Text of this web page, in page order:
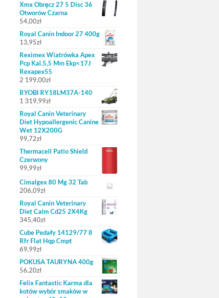
Xmx Obręcz 27 5 Disc 36
Otworów Czarna
54,00zł
Royal Canin Indoor 27 400g
13,95zł
Reximex Wiatrówka Apex
Pcp Kal.5,5 Mm Ekp<17J
Rexapex55
2 199,00zł
RYOBI RY18LM37A-140
1 319,99zł
Royal Canin Veterinary
Diet Hypoallergenic Canine
Wet 12X200G
99,72zł
Thermacell Patio Shield
Czerwony
99,99zł
Cimalgex 80 Mg 32 Tab
206,09zł
Royal Canin Veterinary
Diet Calm Cd25 2X4Kg
345,40zł
Cube Pedały 14129/77 8
Rfr Flat Hqp Cmpt
69,99zł
POKUSA TAURYNA 400g
56,20zł
Felix Fantastic Karma dla
kotów wybór smaków w